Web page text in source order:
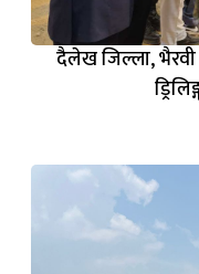
दैलेख जिल्ला,